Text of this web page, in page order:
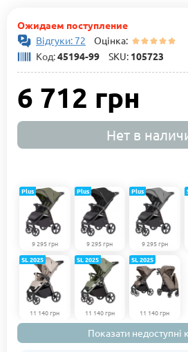
Ожидаем поступление
Відгуки: 72 Оцінка:
Код:45194-99 SKU: 105723
6 712 грн
Нет в
9 295 грн
Plus
9 295 грн
Plus
9 295 грн
Plus
11 140 грн
SL 2025
11 140 грн
SL 2025
11 140 грн
SL 2025
Показати недоступні